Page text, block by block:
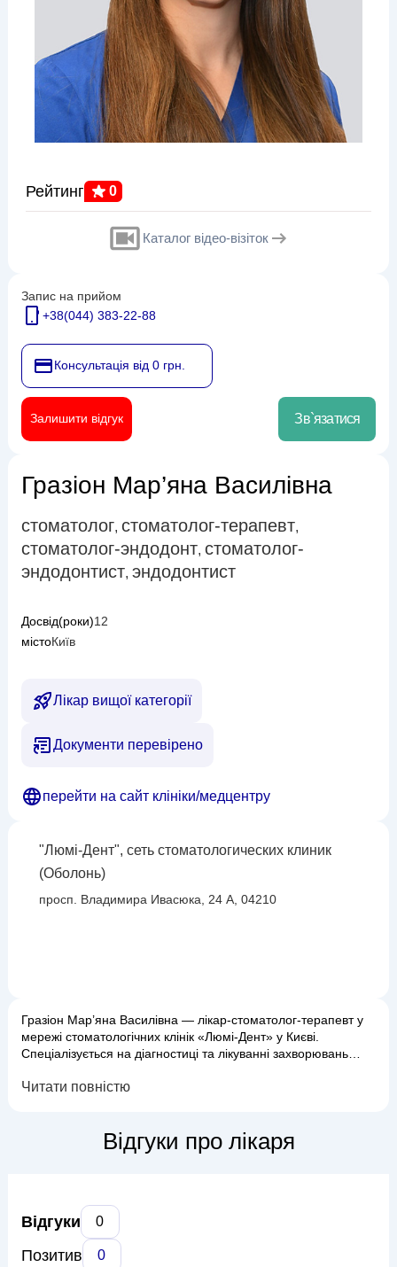
Рейтинг 0
Каталог відео-візіток
Запис на прийом
+38(044) 383-22-88
Консультація від 0 грн.
Залишити відгук Зв`язатися
Гразіон Мар’яна Василівна
стоматолог, стоматолог-терапевт,
стоматолог-эндодонт, стоматолог-
эндодонтист, эндодонтист
Досвід(роки)12
містоКиїв
Лікар вищої категорії
Документи перевірено
перейти на сайт клініки/медцентру
"Люмі-Дент", сеть стоматологических клиник
(Оболонь)
просп. Владимира Ивасюка, 24 А, 04210
Гразіон Мар’яна Василівна — лікар-стоматолог-терапевт у
мережі стоматологічних клінік «Люмі-Дент» у Києві.
Спеціалізується на діагностиці та лікуванні захворювань
відновлення зубів. Проводить лікування карієсу та його
Національний медичний ...
Читати повністю
Відгуки про лікаря
Відгуки 0
Позитив 0